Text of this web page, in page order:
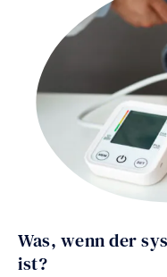
Was, wenn der
ist?